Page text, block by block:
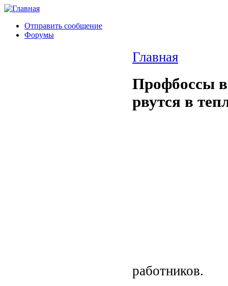
Отправить сообщение
Форумы
Главная
Профбоссы
рвутся в
работников.